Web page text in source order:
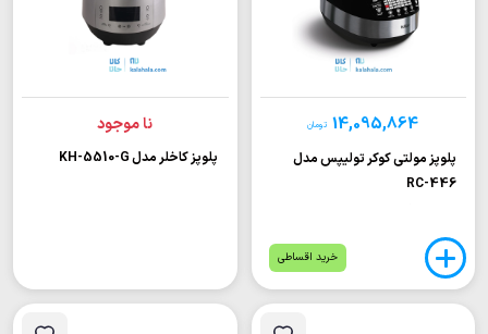
14,095,864 تومان
پلوپز مولتی کوکر تولیپس مدل
RC-446
خرید اقساطی
نا موجود
پلوپز کاخلر مدل KH-5510-G